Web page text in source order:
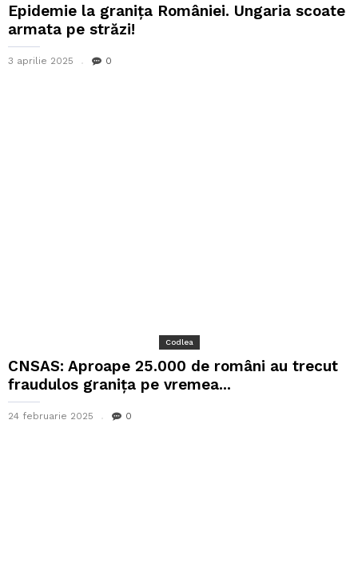
Epidemie la granița României. Ungaria scoate
armata pe străzi!
3 aprilie 2025 0
Codlea
CNSAS: Aproape 25.000 de români au trecut
fraudulos granița pe vremea...
24 februarie 2025 0